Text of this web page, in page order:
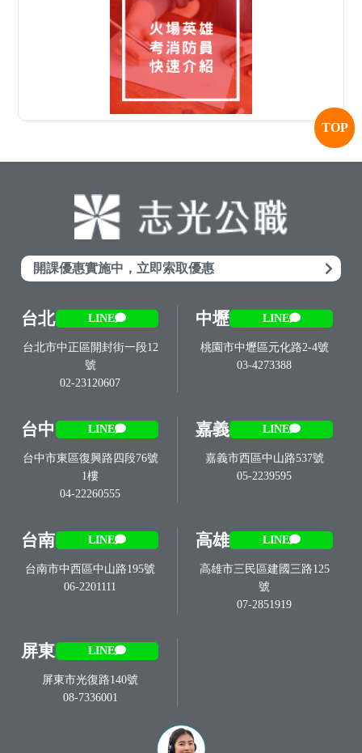
開課優惠實施中，立即索取優惠
台北 LINE
台北市中正區開封街一段12
號
02-23120607
中壢 LINE
桃園市中壢區元化路2-4號
03-4273388
台中 LINE
台中市東區復興路四段76號
1樓
04-22260555
嘉義 LINE
嘉義市西區中山路537號
05-2239595
台南 LINE
台南市中西區中山路195號
06-2201111
高雄 LINE
高雄市三民區建國三路125
號
07-2851919
屏東 LINE
屏東市光復路140號
08-7336001
TOP